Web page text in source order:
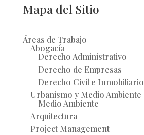
Mapa del Sitio
Áreas de Trabajo
Abogacía
Derecho Administrativo
Derecho de Empresas
Derecho Civil e Inmobiliario
Urbanismo y Medio Ambiente
Medio Ambiente
Arquitectura
Project Management